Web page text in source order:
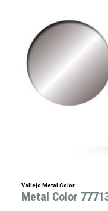
Vallejo Metal Color
Metal Color